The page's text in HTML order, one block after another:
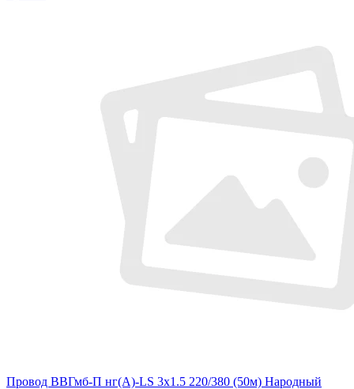
Провод ВВГмб-П нг(А)-LS 3х1.5 220/380 (50м) Народный